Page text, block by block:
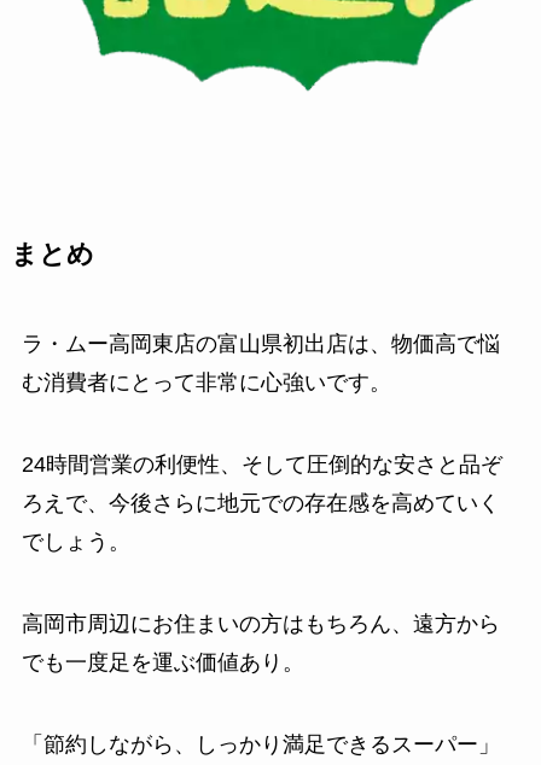
まとめ
ラ・ムー高岡東店の富山県初出店は、物価高で悩
む消費者にとって非常に心強いです。
24時間営業の利便性、そして圧倒的な安さと品ぞ
ろえで、今後さらに地元での存在感を高めていく
でしょう。
高岡市周辺にお住まいの方はもちろん、遠方から
でも一度足を運ぶ価値あり。
「節約しながら、しっかり満足できるスーパー」